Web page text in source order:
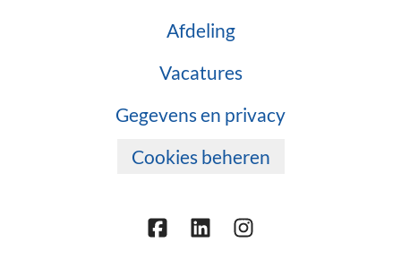
Afdeling
Vacatures
Gegevens en privacy
Cookies beheren